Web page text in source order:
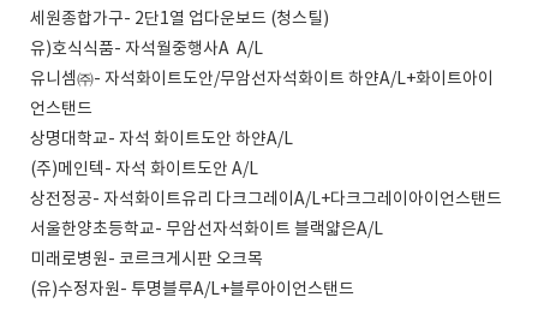
세원종합가구- 2단1열 업다운보드 (청스틸)
유)호식식품- 자석월중행사A A/L
유니셈㈜- 자석화이트도안/무암선자석화이트 하얀A/L+화이트아이
언스탠드
상명대학교- 자석 화이트도안 하얀A/L
(주)메인텍- 자석 화이트도안 A/L
상전정공- 자석화이트유리 다크그레이A/L+다크그레이아이언스탠드
서울한양초등학교- 무암선자석화이트 블랙얇은A/L
미래로병원- 코르크게시판 오크목
(유)수정자원- 투명블루A/L+블루아이언스탠드